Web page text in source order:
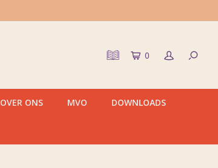
0
OVER ONS MVO DOWNLOADS